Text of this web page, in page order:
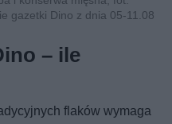
gazetki Dino z dnia 05-11.08
– ile
flaków wymaga